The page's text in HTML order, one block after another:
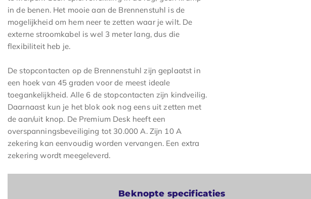
in de benen. Het mooie aan de Brennenstuhl is de
mogelijkheid om hem neer te zetten waar je wilt. De
externe stroomkabel is wel 3 meter lang, dus die
flexibiliteit heb je.
De stopcontacten op de Brennenstuhl zijn geplaatst in
een hoek van 45 graden voor de meest ideale
toegankelijkheid. Alle 6 de stopcontacten zijn kindveilig.
Daarnaast kun je het blok ook nog eens uit zetten met
de aan/uit knop. De Premium Desk heeft een
overspanningsbeveiliging tot 30.000 A. Zijn 10 A
zekering kan eenvoudig worden vervangen. Een extra
zekering wordt meegeleverd.
Beknopte specificaties